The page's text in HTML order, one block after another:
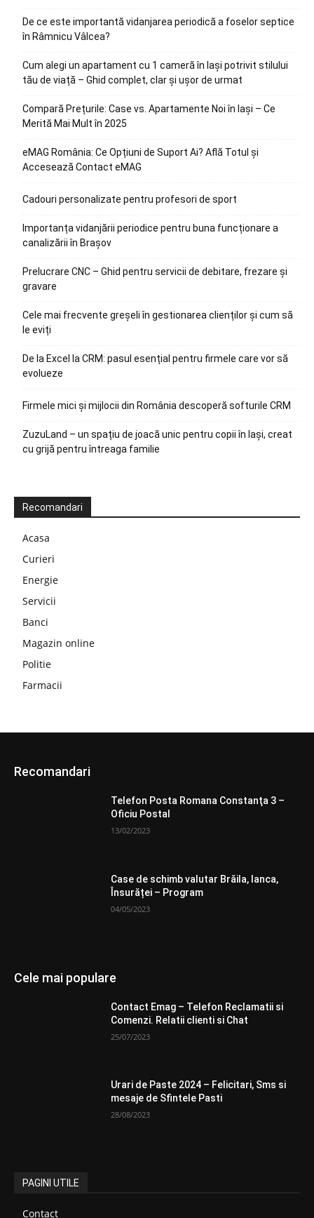
De ce este importantă vidanjarea periodică a foselor septice
în Râmnicu Vâlcea?
Cum alegi un apartament cu 1 cameră în Iași potrivit stilului
tău de viață – Ghid complet, clar și ușor de urmat
Compară Prețurile: Case vs. Apartamente Noi în Iași – Ce
Merită Mai Mult în 2025
eMAG România: Ce Opțiuni de Suport Ai? Află Totul și
Accesează Contact eMAG
Cadouri personalizate pentru profesori de sport
Importanța vidanjării periodice pentru buna funcționare a
canalizării în Brașov
Prelucrare CNC – Ghid pentru servicii de debitare, frezare și
gravare
Cele mai frecvente greșeli în gestionarea clienților și cum să
le eviți
De la Excel la CRM: pasul esențial pentru firmele care vor să
evolueze
Firmele mici și mijlocii din România descoperă softurile CRM
ZuzuLand – un spațiu de joacă unic pentru copii în Iași, creat
cu grijă pentru întreaga familie
Recomandari
Acasa
Curieri
Energie
Servicii
Banci
Magazin online
Politie
Farmacii
Recomandari
Telefon Posta Romana Constanţa 3 –
Oficiu Postal
13/02/2023
Case de schimb valutar Brăila, Ianca,
Însurăței – Program
04/05/2023
Cele mai populare
Contact Emag – Telefon Reclamatii si
Comenzi. Relatii clienti si Chat
25/07/2023
Urari de Paste 2024 – Felicitari, Sms si
mesaje de Sfintele Pasti
28/08/2023
PAGINI UTILE
Contact